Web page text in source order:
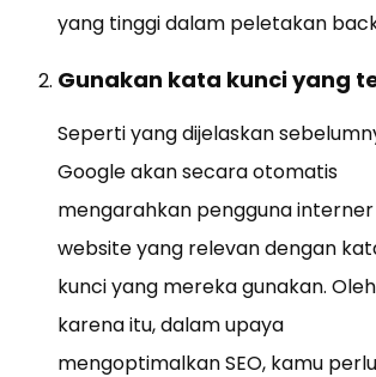
yang tinggi dalam peletakan
Gunakan kata kunci yang
Seperti yang dijelaskan
Google akan secara otomatis
mengarahkan pengguna
website yang relevan dengan
kunci yang mereka gunakan. Oleh
karena itu, dalam upaya
mengoptimalkan SEO, kamu perlu